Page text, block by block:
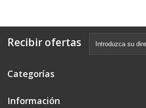
Recibir ofertas
Categorías
Información